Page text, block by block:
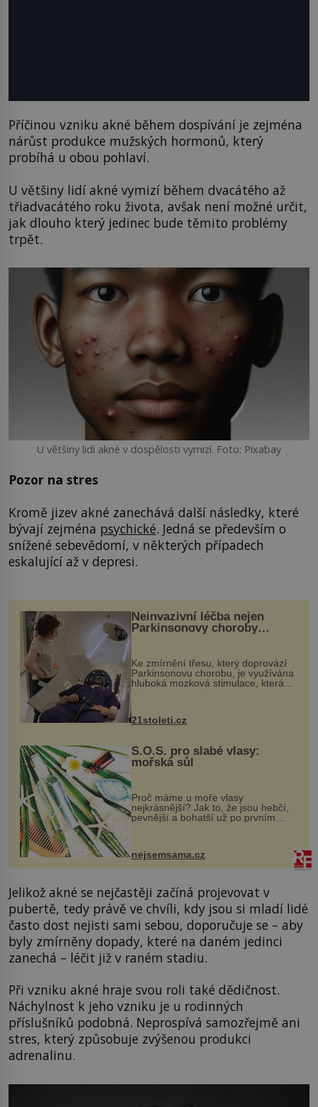
Příčinou vzniku akné během dospívání je zejména
nárůst produkce mužských hormonů, který
probíhá u obou pohlaví.
U většiny lidí akné vymizí během dvacátého až
třiadvacátého roku života, avšak není možné určit,
jak dlouho který jedinec bude těmito problémy
trpět.
U většiny lidí akné v dospělosti vymizí. Foto: Pixabay
Pozor na stres
Kromě jizev akné zanechává další následky, které
bývají zejména psychické. Jedná se především o
snížené sebevědomí, v některých případech
eskalující až v depresi.
Neinvazivní léčba nejen
Parkinsonovy choroby
Ke zmírnění třesu, který doprovází
Parkinsonovu chorobu, je využívána
hluboká mozková stimulace, která
však vyžaduje vysoce invazivní
k dostatečně přesnému zacílení ...
21stoleti.cz
S.O.S. pro slabé vlasy:
mořská sůl
Proč máme u moře vlasy
nejkrásnější? Jak to, že jsou hebčí,
pevnější a bohatší už po prvním
vlasy. ...
nejsemsama.cz
Jelikož akné se nejčastěji začíná projevovat v
pubertě, tedy právě ve chvíli, kdy jsou si mladí lidé
často dost nejisti sami sebou, doporučuje se – aby
byly zmírněny dopady, které na daném jedinci
zanechá – léčit již v raném stadiu.
Při vzniku akné hraje svou roli také dědičnost.
Náchylnost k jeho vzniku je u rodinných
příslušníků podobná. Neprospívá samozřejmě ani
stres, který způsobuje zvýšenou produkci
adrenalinu.